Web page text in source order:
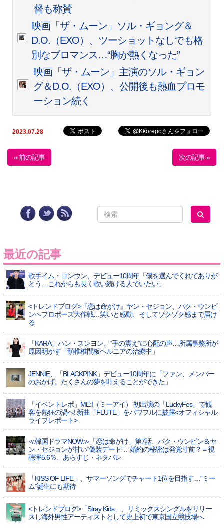
督も称賛
映画「ザ・ムーン」ソル・ギョング＆
D.O.（EXO）、ツーショットなしでも格
別なブロマンス…“胸が熱くなった”
映画「ザ・ムーン」主演のソル・ギョン
グ＆D.O.（EXO）、公開後も熱血プロモ
ーション続く
2023.07.28
« 前の記事 次の記事 »
最近の記事
歌手イム・ヨンウン、デビュー10周年「僕を選んでくれてありが
とう…これからも長く歌い続ける人でいたい」
<トレンドブログ>『恋は命がけ』ヤン・セジョン、パク・ウンビ
ンへプロポーズ大作戦…笑いと感動、そしてゾクゾク感まで届け
る
「KARA」ハン・スンヨン、“手の震え”に心配の声…所属事務所が
原因明かす「頸椎椎間板ヘルニアの治療中」
JENNIE、「BLACKPINK」デビュー10周年に「ファン、メンバー
のおかげ。たくさんの夢を叶えることができた」
「イベントレポ」ME:I（ミーアイ） 初出演の「LuckyFes」で観
客を熱狂の渦へ! 新曲「FLUTE」をパワフルに披露<オフィシャル
ライブレポート>
≪韓国ドラマNOW≫「恋は命がけ」第7話、パク・ウンビン＆ヤ
ン・セジョンが甘い“偽装デート”…婚約の秘密は発覚寸前？＝視
聴率5.6％、あらすじ・ネタバレ
「KISS OF LIFE」、サマーソングでチャート1位を目指す…“ミー
ム”誕生にも期待
<トレンドブログ>「Stray Kids」、リミックスシングルをリリー
スし海外男性アーティストとして史上初で東京国立競技場へ